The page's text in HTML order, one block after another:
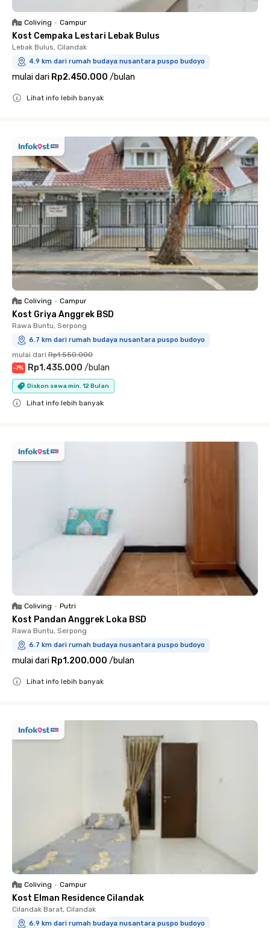
Coliving • Campur
Kost Cempaka Lestari Lebak Bulus
Lebak Bulus, Cilandak
4.9 km dari rumah budaya nusantara puspo budoyo
mulai dari Rp2.450.000 /bulan
Lihat info lebih banyak
Coliving • Campur
Kost Griya Anggrek BSD
Rawa Buntu, Serpong
6.7 km dari rumah budaya nusantara puspo budoyo
mulai dari Rp1.550.000
-7% Rp1.435.000 /bulan
Diskon sewa min. 12 Bulan
Lihat info lebih banyak
Coliving • Putri
Kost Pandan Anggrek Loka BSD
Rawa Buntu, Serpong
6.7 km dari rumah budaya nusantara puspo budoyo
mulai dari Rp1.200.000 /bulan
Lihat info lebih banyak
Coliving • Campur
Kost Elman Residence Cilandak
Cilandak Barat, Cilandak
6.9 km dari rumah budaya nusantara puspo budoyo